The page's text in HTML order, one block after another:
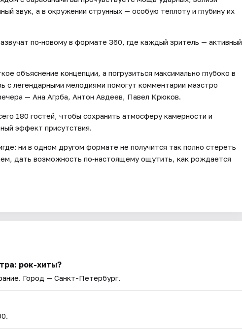
звук, а в окружении струнных — особую теплоту и глубину их
по‑новому в формате 360, где каждый зритель — активный
объяснение концепции, а погрузиться максимально глубоко в
с легендарными мелодиями помогут комментарии маэстро
— Ана Агрба, Антон Авдеев, Павел Крюков.
180 гостей, чтобы сохранить атмосферу камерности и
эффект присутствия.
ни в одном другом формате не получится так полно стереть
дать возможность по‑настоящему ощутить, как рождается
рок-хиты?
. Город — Санкт-Петербург.